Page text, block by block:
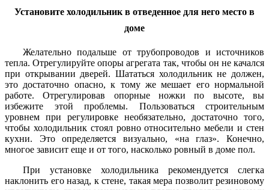
Установите холодильник в отведенное для него место в
доме
Желательно подальше от трубопроводов и источников
тепла. Отрегулируйте опоры агрегата так, чтобы он не качался
при открывании дверей. Шататься холодильник не должен,
это достаточно опасно, к тому же мешает его нормальной
работе. Отрегулировав опорные ножки по высоте, вы
избежите этой проблемы. Пользоваться строительным
уровнем при регулировке необязательно, достаточно того,
чтобы холодильник стоял ровно относительно мебели и стен
кухни. Это определяется визуально, «на глаз». Конечно,
многое зависит еще и от того, насколько ровный в доме пол.
При установке холодильника рекомендуется слегка
наклонить его назад, к стене, такая мера позволит резиновому